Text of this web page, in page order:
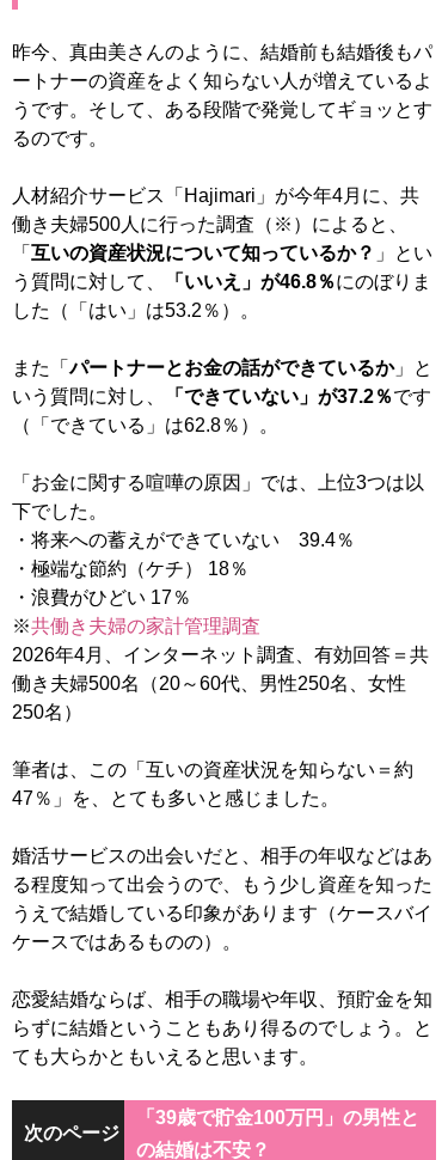
昨今、真由美さんのように、結婚前も結婚後もパ
ートナーの資産をよく知らない人が増えているよ
うです。そして、ある段階で発覚してギョッとす
るのです。
人材紹介サービス「Hajimari」が今年4月に、共
働き夫婦500人に行った調査（※）によると、
「 互いの資産状況について知っているか？ 」とい
う質問に対して、
「いいえ」が46.8％にのぼりま
した（「はい」は53.2％）。
また「パートナーとお金の話ができているか」と
いう質問に対し、
「できていない」が37.2％です
（「できている」は62.8％）。
「お金に関する喧嘩の原因」では、上位3つは以
下でした。
・将来への蓄えができていない 39.4％
・極端な節約（ケチ） 18％
・浪費がひどい 17％
※共働き夫婦の家計管理調査
2026年4月、インターネット調査、有効回答＝共
働き夫婦500名（20～60代、男性250名、女性
250名）
筆者は、この「互いの資産状況を知らない＝約
47％」を、とても多いと感じました。
婚活サービスの出会いだと、相手の年収などはあ
る程度知って出会うので、もう少し資産を知った
うえで結婚している印象があります（ケースバイ
ケースではあるものの）。
恋愛結婚ならば、相手の職場や年収、預貯金を知
らずに結婚ということもあり得るのでしょう。と
ても大らかともいえると思います。
次のページ
「39歳で貯金100万円」の男性と
の結婚は不安？